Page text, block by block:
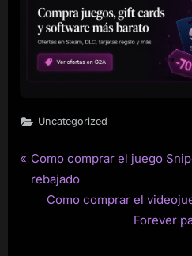
Uncategorized
Post
navigation
P
r
Como comprar el juego
rebajado
N
Como comprar el
Forever